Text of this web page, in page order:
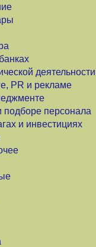
деятельности
PR и рекламе
подборе персонала
и инвестициях